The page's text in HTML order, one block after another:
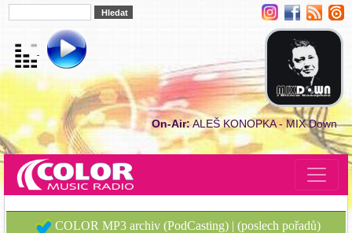
On-Air:ALEŠ KONOPKA - MIX Down
COLOR MP3 archiv (PodCasting) | (poslech pořadů)